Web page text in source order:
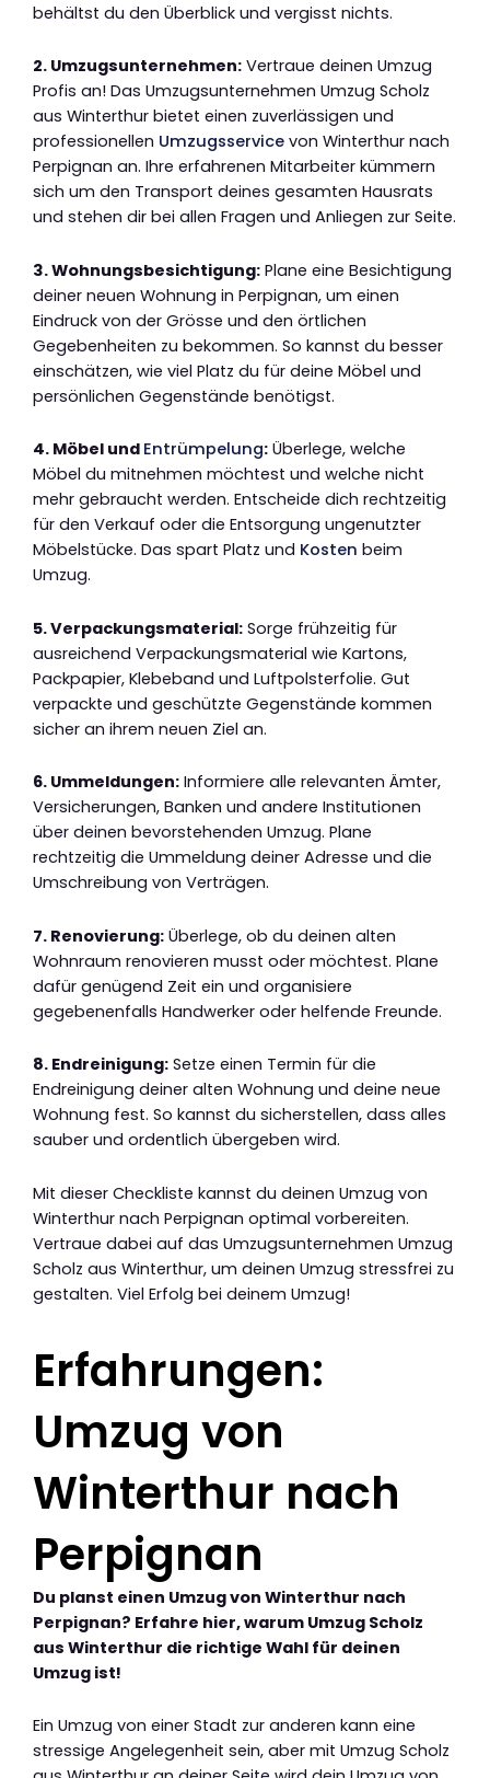
behältst du den Überblick und vergisst nichts.
2. Umzugsunternehmen: Vertraue deinen Umzug
Profis an! Das Umzugsunternehmen Umzug Scholz
aus Winterthur bietet einen zuverlässigen und
professionellen Umzugsservice von Winterthur nach
Perpignan an. Ihre erfahrenen Mitarbeiter kümmern
sich um den Transport deines gesamten Hausrats
und stehen dir bei allen Fragen und Anliegen zur Seite.
3. Wohnungsbesichtigung: Plane eine Besichtigung
deiner neuen Wohnung in Perpignan, um einen
Eindruck von der Grösse und den örtlichen
Gegebenheiten zu bekommen. So kannst du besser
einschätzen, wie viel Platz du für deine Möbel und
persönlichen Gegenstände benötigst.
4. Möbel und Entrümpelung: Überlege, welche
Möbel du mitnehmen möchtest und welche nicht
mehr gebraucht werden. Entscheide dich rechtzeitig
für den Verkauf oder die Entsorgung ungenutzter
Möbelstücke. Das spart Platz und Kosten beim
Umzug.
5. Verpackungsmaterial: Sorge frühzeitig für
ausreichend Verpackungsmaterial wie Kartons,
Packpapier, Klebeband und Luftpolsterfolie. Gut
verpackte und geschützte Gegenstände kommen
sicher an ihrem neuen Ziel an.
6. Ummeldungen: Informiere alle relevanten Ämter,
Versicherungen, Banken und andere Institutionen
über deinen bevorstehenden Umzug. Plane
rechtzeitig die Ummeldung deiner Adresse und die
Umschreibung von Verträgen.
7. Renovierung: Überlege, ob du deinen alten
Wohnraum renovieren musst oder möchtest. Plane
dafür genügend Zeit ein und organisiere
gegebenenfalls Handwerker oder helfende Freunde.
8. Endreinigung: Setze einen Termin für die
Endreinigung deiner alten Wohnung und deine neue
Wohnung fest. So kannst du sicherstellen, dass alles
sauber und ordentlich übergeben wird.
Mit dieser Checkliste kannst du deinen Umzug von
Winterthur nach Perpignan optimal vorbereiten.
Vertraue dabei auf das Umzugsunternehmen Umzug
Scholz aus Winterthur, um deinen Umzug stressfrei zu
gestalten. Viel Erfolg bei deinem Umzug!
Erfahrungen:
Umzug von
Winterthur nach
Perpignan
Du planst einen Umzug von Winterthur nach
Perpignan? Erfahre hier, warum Umzug Scholz
aus Winterthur die richtige Wahl für deinen
Umzug ist!
Ein Umzug von einer Stadt zur anderen kann eine
stressige Angelegenheit sein, aber mit Umzug Scholz